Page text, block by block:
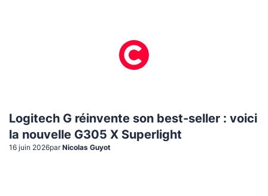
Logitech G réinvente son best-seller : voici
la nouvelle G305 X Superlight
16 juin 2026par Nicolas Guyot